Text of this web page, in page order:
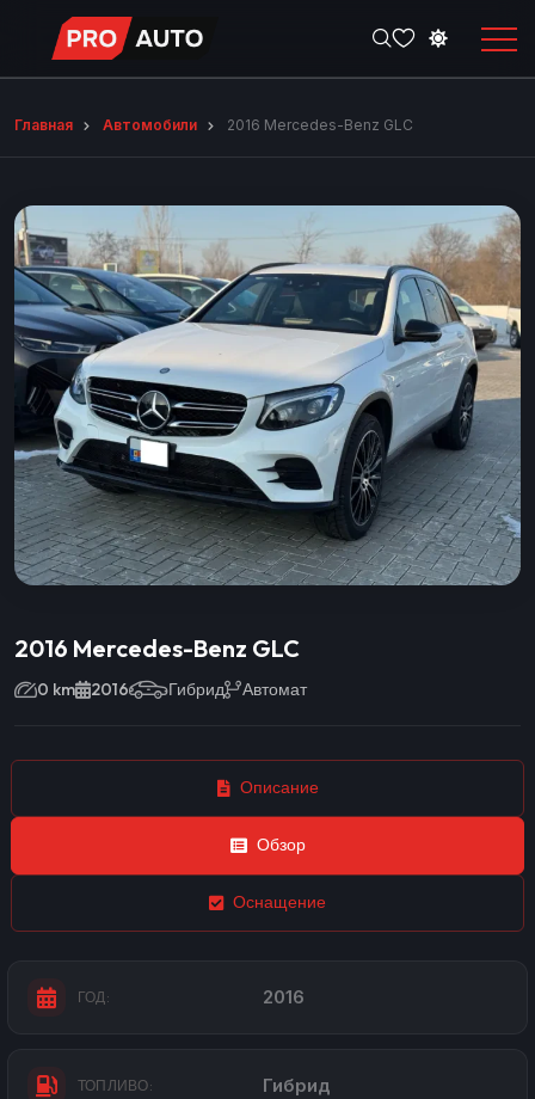
Главная Автомобили 2016 Mercedes-Benz GLC
2016 Mercedes-Benz GLC
0 km 2016 Гибрид Автомат
Описание
Обзор
Оснащение
ГОД: 2016
ТОПЛИВО: Гибрид